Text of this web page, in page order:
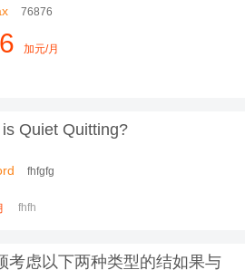
76876
加元/月
Quiet Quitting?
fhfgfg
fhfh
考虑以下两种类型的结如果与